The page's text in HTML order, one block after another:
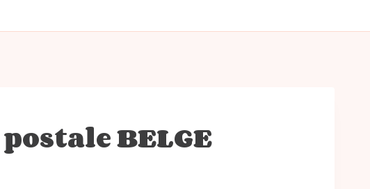
BELGE